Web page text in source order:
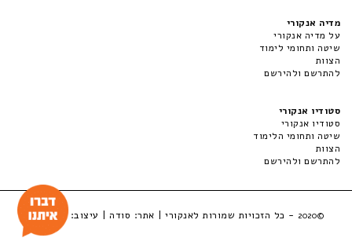
מדיה אנקורי
על מדיה אנקורי
שיטה ותחומי לימוד
הצוות
להתרשם ולהירשם
סטודיו אנקורי
סטודיו אנקורי
שיטה ותחומי הלימוד
הצוות
להתרשם ולהירשם
©2020 - כל הזכויות שמורות לאנקורי | אתר: סודה| עיצוב:LuckyBox